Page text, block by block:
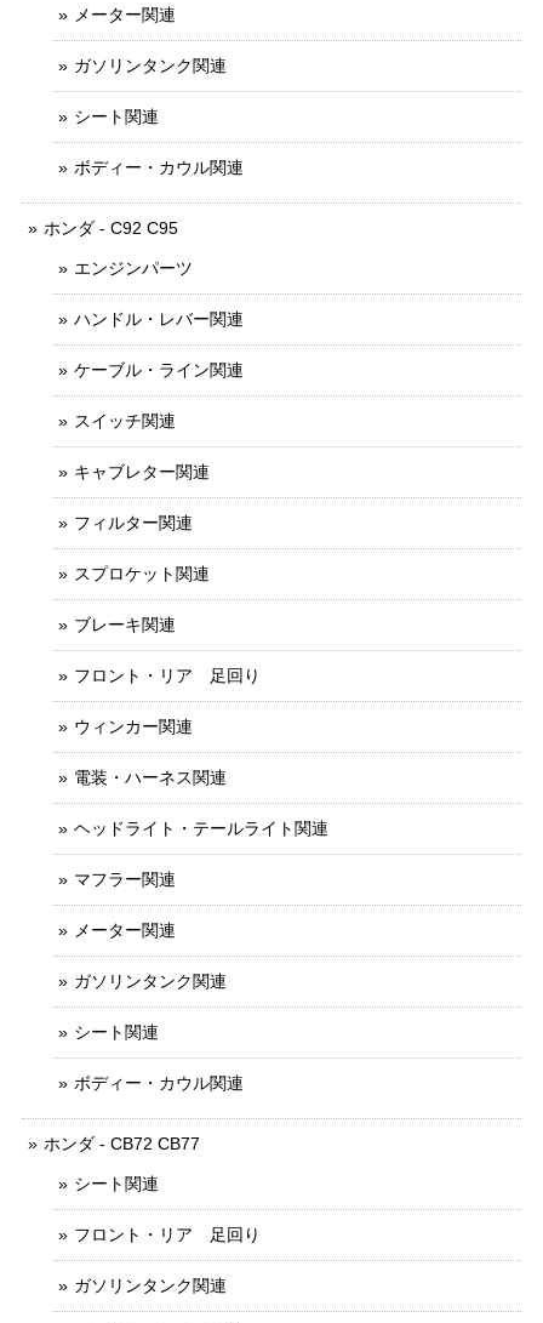
メーター関連
ガソリンタンク関連
シート関連
ボディー・カウル関連
ホンダ - C92 C95
エンジンパーツ
ハンドル・レバー関連
ケーブル・ライン関連
スイッチ関連
キャブレター関連
フィルター関連
スプロケット関連
ブレーキ関連
フロント・リア 足回り
ウィンカー関連
電装・ハーネス関連
ヘッドライト・テールライト関連
マフラー関連
メーター関連
ガソリンタンク関連
シート関連
ボディー・カウル関連
ホンダ - CB72 CB77
シート関連
フロント・リア 足回り
ガソリンタンク関連